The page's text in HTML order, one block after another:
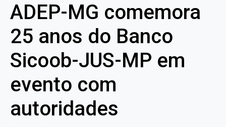
ADEP-MG comemora
25 anos do Banco
Sicoob-JUS-MP em
evento com
autoridades